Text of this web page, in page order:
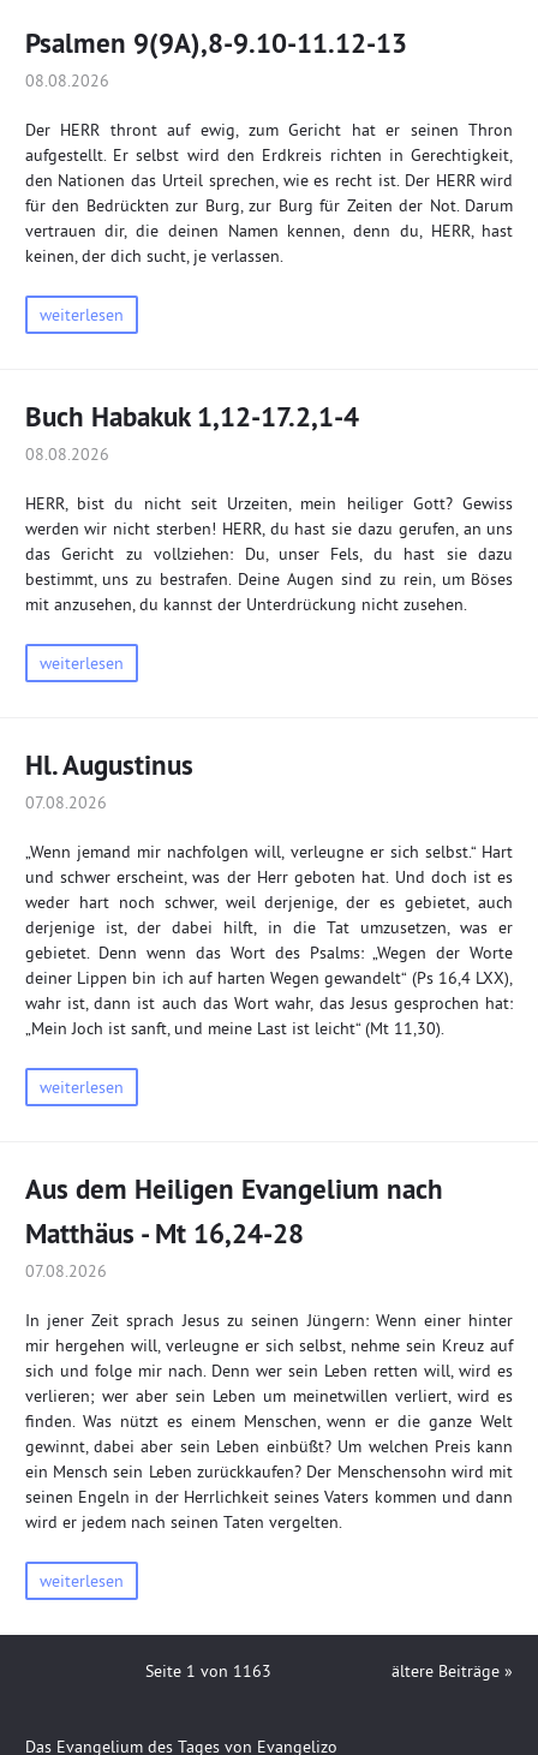
Psalmen 9(9A),8-9.10-11.12-13
08.08.2026
Der HERR thront auf ewig, zum Gericht hat er seinen Thron
aufgestellt. Er selbst wird den Erdkreis richten in Gerechtigkeit,
den Nationen das Urteil sprechen, wie es recht ist. Der HERR wird
für den Bedrückten zur Burg, zur Burg für Zeiten der Not. Darum
vertrauen dir, die deinen Namen kennen, denn du, HERR, hast
keinen, der dich sucht, je verlassen.
weiterlesen
Buch Habakuk 1,12-17.2,1-4
08.08.2026
HERR, bist du nicht seit Urzeiten, mein heiliger Gott? Gewiss
werden wir nicht sterben! HERR, du hast sie dazu gerufen, an uns
das Gericht zu vollziehen: Du, unser Fels, du hast sie dazu
bestimmt, uns zu bestrafen. Deine Augen sind zu rein, um Böses
mit anzusehen, du kannst der Unterdrückung nicht zusehen.
weiterlesen
Hl. Augustinus
07.08.2026
„Wenn jemand mir nachfolgen will, verleugne er sich selbst.“ Hart
und schwer erscheint, was der Herr geboten hat. Und doch ist es
weder hart noch schwer, weil derjenige, der es gebietet, auch
derjenige ist, der dabei hilft, in die Tat umzusetzen, was er
gebietet. Denn wenn das Wort des Psalms: „Wegen der Worte
deiner Lippen bin ich auf harten Wegen gewandelt“ (Ps 16,4 LXX),
wahr ist, dann ist auch das Wort wahr, das Jesus gesprochen hat:
„Mein Joch ist sanft, und meine Last ist leicht“ (Mt 11,30).
weiterlesen
Aus dem Heiligen Evangelium nach
Matthäus - Mt 16,24-28
07.08.2026
In jener Zeit sprach Jesus zu seinen Jüngern: Wenn einer hinter
mir hergehen will, verleugne er sich selbst, nehme sein Kreuz auf
sich und folge mir nach. Denn wer sein Leben retten will, wird es
verlieren; wer aber sein Leben um meinetwillen verliert, wird es
finden. Was nützt es einem Menschen, wenn er die ganze Welt
gewinnt, dabei aber sein Leben einbüßt? Um welchen Preis kann
ein Mensch sein Leben zurückkaufen? Der Menschensohn wird mit
seinen Engeln in der Herrlichkeit seines Vaters kommen und dann
wird er jedem nach seinen Taten vergelten.
weiterlesen
Seite 1 von 1163 ältere Beiträge »
Das Evangelium des Tages von Evangelizo